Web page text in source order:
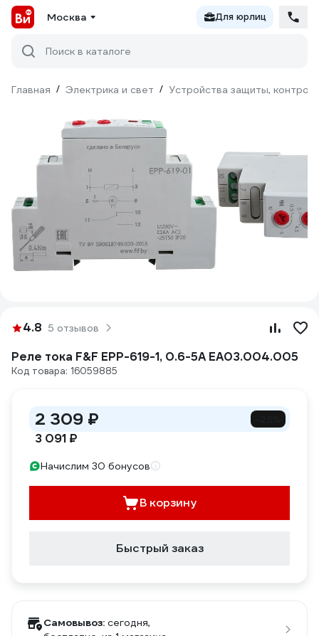
Москва Для юрлиц
Поиск в каталоге
Главная / Электрика и свет / Устройства защиты,
4.8 5 отзывов
Реле тока F&F EPP-619-1, 0.6-5А EA03.004.005
Код товара: 16059885
2 309 ₽
3 091 ₽
Начислим 30 бонусов
В корзину
Быстрый заказ
Самовывоз: сегодня,